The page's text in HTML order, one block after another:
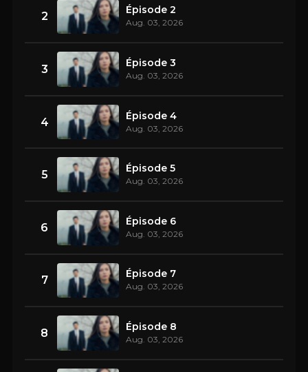
2 Épisode 2
Aug. 03, 2026
3 Épisode 3
Aug. 03, 2026
4 Épisode 4
Aug. 03, 2026
5 Épisode 5
Aug. 03, 2026
6 Épisode 6
Aug. 03, 2026
7 Épisode 7
Aug. 03, 2026
8 Épisode 8
Aug. 03, 2026